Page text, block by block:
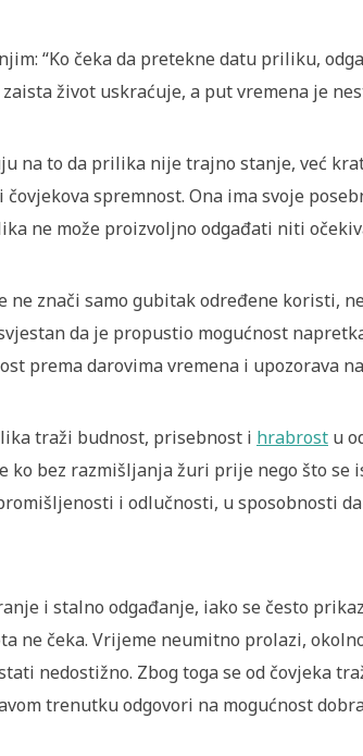
“Ko čeka da pretekne datu priliku,
život uskraćuje, a put vremena je
na to da prilika nije trajno stanje, već
spremnost. Ona ima svoje
ne može proizvoljno odgađati niti
ne znači samo gubitak određene koristi,
da je propustio mogućnost
prema darovima vremena i upozorava
traži budnost, prisebnost i hrabrost u
ko bez razmišljanja žuri prije nego što
i odlučnosti, u sposobnosti
i stalno odgađanje, iako se često
ne čeka. Vrijeme neumitno prolazi,
nedostižno. Zbog toga se od čovjeka
trenutku odgovori na mogućnost